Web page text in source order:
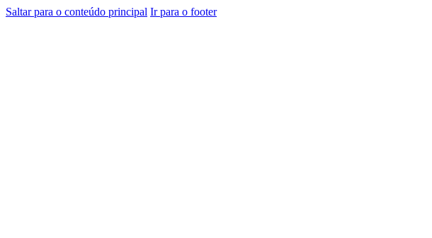
Saltar para o conteúdo principal Ir para o footer